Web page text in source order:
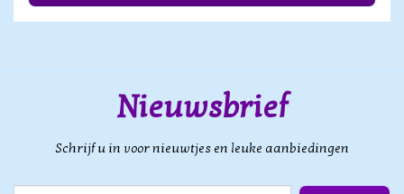
Nieuwsbrief
Schrijf u in voor nieuwtjes en leuke aanbiedingen